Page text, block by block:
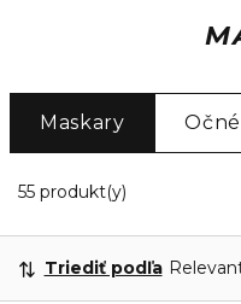
Maskary
55 produkt(y)
Triediť podľa